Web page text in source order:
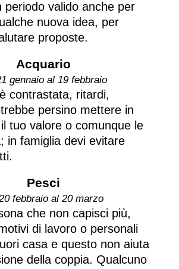
periodo valido anche per
nuova idea, per
proposte.
Acquario
gennaio al 19 febbraio
contrastata, ritardi,
persino mettere in
tuo valore o comunque le
in famiglia devi evitare
Pesci
febbraio al 20 marzo
che non capisci più,
di lavoro o personali
casa e questo non aiuta
della coppia. Qualcuno